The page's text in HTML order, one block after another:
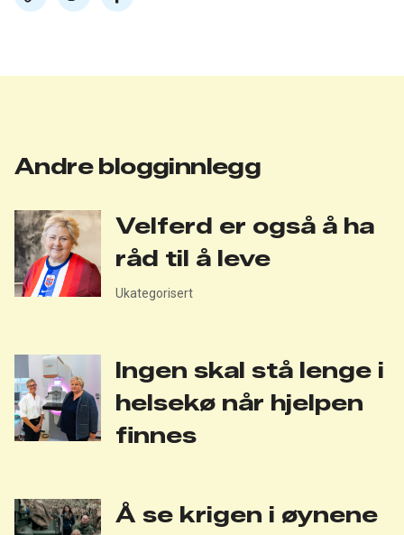
link
på
på
Andre blogginnlegg
Velferd er også å ha
råd til å leve
Ukategorisert
Ingen skal stå lenge i
helsekø når hjelpen
finnes
Å se krigen i øynene